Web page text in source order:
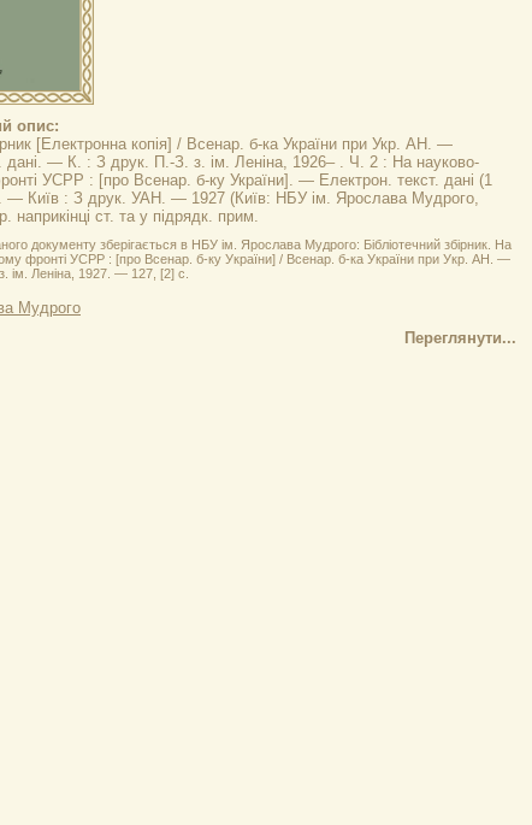
опис:
[Електронна копія] / Всенар. б-ка України при Укр. АН. —
дані. — К. : З друк. П.-З. з. ім. Леніна, 1926– . Ч. 2 : На науково-
УСРР : [про Всенар. б-ку України]. — Електрон. текст. дані (1
Київ : З друк. УАН. — 1927 (Київ: НБУ ім. Ярослава Мудрого,
наприкінці ст. та у підрядк. прим.
документу зберігається в НБУ ім. Ярослава Мудрого: Бібліотечний збірник. На
фронті УСРР : [про Всенар. б-ку України] / Всенар. б-ка України при Укр. АН. —
ім. Леніна, 1927. — 127, [2] с.
Мудрого
Переглянути...